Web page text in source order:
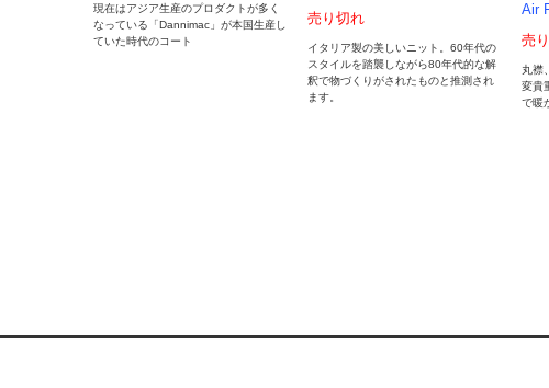
現在はアジア生産のプロダクトが多く
なっている「Dannimac」が本国生産し
ていた時代のコート
売り切れ
イタリア製の美しいニット。60年代の
スタイルを踏襲しながら80年代的な解
釈で物づくりがされたものと推測され
ます。
Air
売
丸襟
変貴
で暖